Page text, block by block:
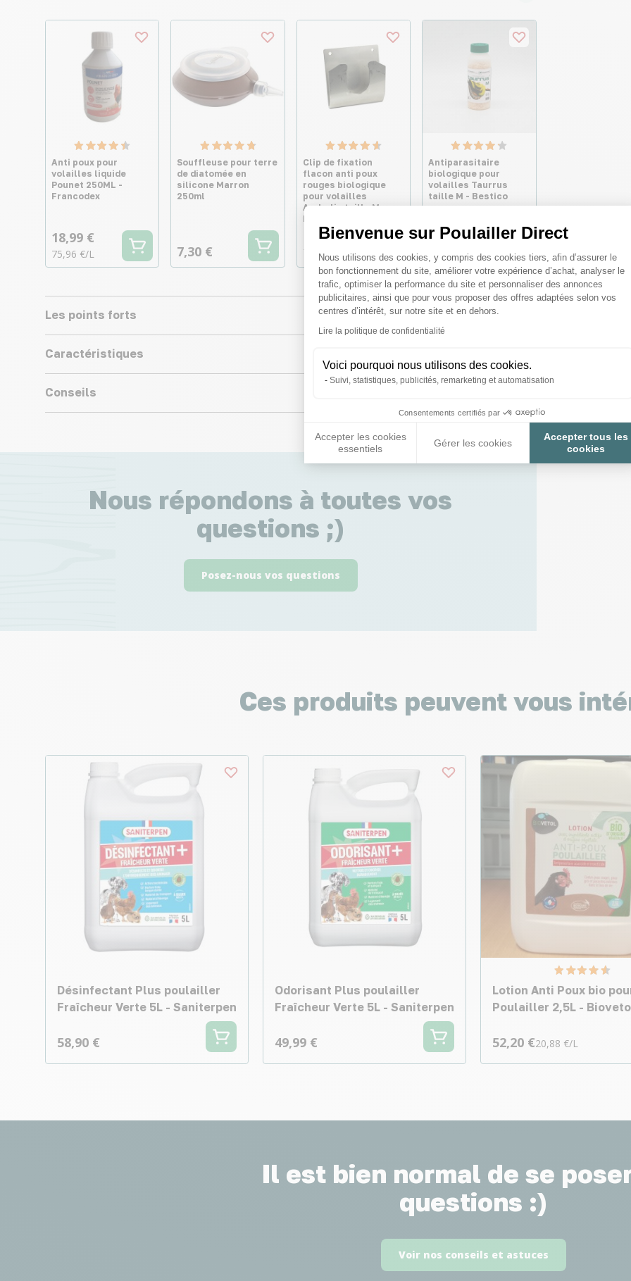
Bienvenue sur Poulailler Direct
Plateforme de Gestion du
Nous utilisons des cookies, y compris des cookies tiers, afin d’assurer le
bon fonctionnement du site, améliorer votre expérience d’achat, analyser le
trafic, optimiser la performance du site et personnaliser des annonces
publicitaires, ainsi que pour vous proposer des offres adaptées selon vos
centres d’intérêt, sur notre site et en dehors.
Lire la politique de confidentialité
Voici pourquoi nous utilisons des cookies.
Suivi, statistiques, publicités, remarketing et automatisation
Consentements certifiés par
Accepter les cookies
essentiels
Gérer les cookies
Accepter tous les
cookies
Axeptio consent
Anti poux pour
volailles liquide
Pounet 250ML -
Francodex
18,99 €
75,96 €/L
Souffleuse pour terre
de diatomée en
silicone Marron
250ml
7,30 €
Clip de fixation
flacon anti poux
rouges biologique
pour volailles
Androlis taille M -
Bestico
10,05 €
Antiparasitaire
biologique pour
volailles Taurrus
taille M - Bestico
27,70 €
Les points forts
Caractéristiques
Conseils
Nous répondons à toutes vos
questions ;)
Posez-nous vos questions
Ces produits peuvent vous
Désinfectant Plus poulailler
Fraîcheur Verte 5L - Saniterpen
58,90 €
Odorisant Plus poulailler
Fraîcheur Verte 5L - Saniterpen
49,99 €
Lotion Anti Poux bio
Poulailler 2,5L -
52,20 €20,88 €/L
Il est bien normal de se
questions :)
Voir nos conseils et astuces